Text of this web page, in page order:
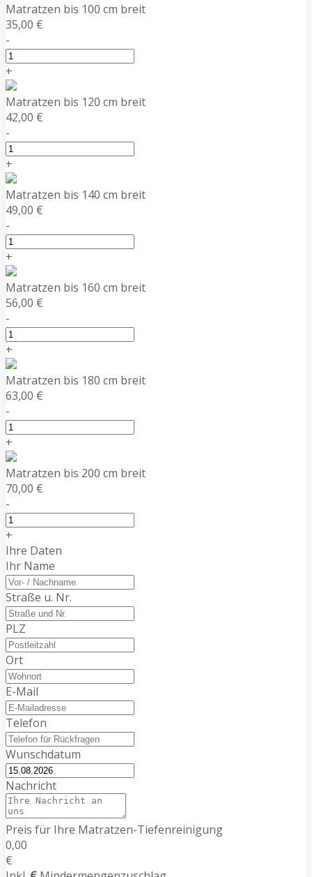
Matratzen bis 100 cm breit
35,00 €
-
+
Matratzen bis 120 cm breit
42,00 €
-
+
Matratzen bis 140 cm breit
49,00 €
-
+
Matratzen bis 160 cm breit
56,00 €
-
+
Matratzen bis 180 cm breit
63,00 €
-
+
Matratzen bis 200 cm breit
70,00 €
-
+
Ihre Daten
Ihr Name
Straße u. Nr.
PLZ
Ort
E-Mail
Telefon
Wunschdatum
Nachricht
Preis für Ihre Matratzen-Tiefenreinigung
0,00
€